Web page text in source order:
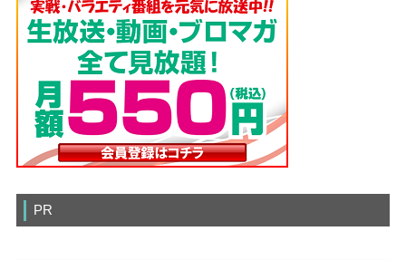
PR